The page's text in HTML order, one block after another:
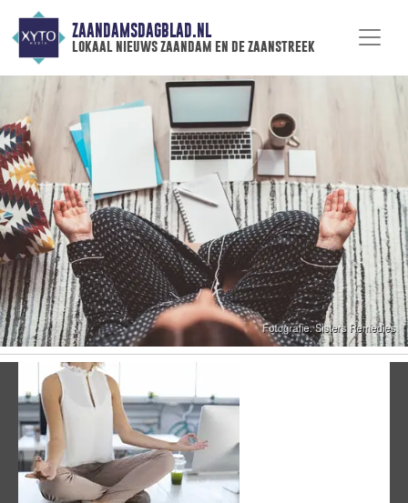
ZAANDAMSDAGBLAD.NL
lokaal nieuws zaandam en de zaanstreek
Vorige